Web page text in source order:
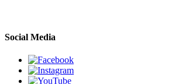
Social Media